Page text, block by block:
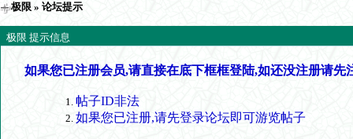
极限 » 论坛提示
极限 提示信息
如果您已注册会员,请直接在底下框框登陆,如还没注册请先
帖子ID非法
如果您已注册,请先登录论坛即可游览帖子